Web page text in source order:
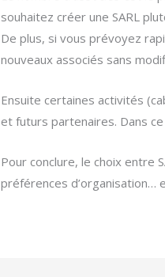
souhaitez créer une SARL
De plus, si vous prévoyez
nouveaux associés sans
Ensuite certaines activités
et futurs partenaires. Dans ce
Pour conclure, le choix entre
préférences d’organisation…